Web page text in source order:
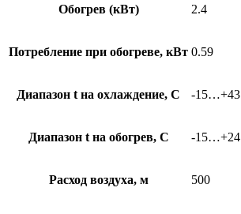
Обогрев (кВт) 2.4
Потребление при обогреве, кВт 0.59
Диапазон t на охлаждение, С -15…+43
Диапазон t на обогрев, С -15…+24
Расход воздуха, м 500